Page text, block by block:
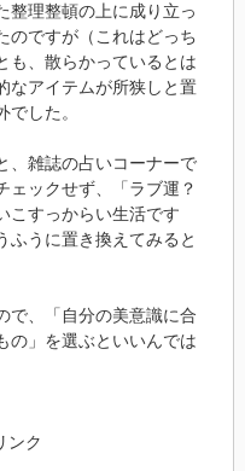
整理整頓の上に成り立っ
のですが（これはどっち
も、散らかっているとは
なアイテムが所狭しと置
した。
雑誌の占いコーナーで
ェックせず、「ラブ運？
こすっからい生活です
うに置き換えてみると
で、「自分の美意識に合
の」を選ぶといいんでは
ンク